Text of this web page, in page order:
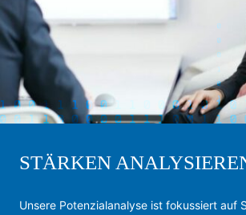
STÄRKEN
Unsere Potenzialanalyse ist fokussiert auf